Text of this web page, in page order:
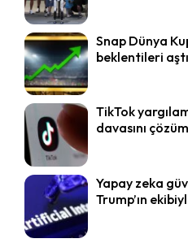
Snap Dünya
beklentileri aştı
TikTok
davasını
Yapay zeka
Trump’ın